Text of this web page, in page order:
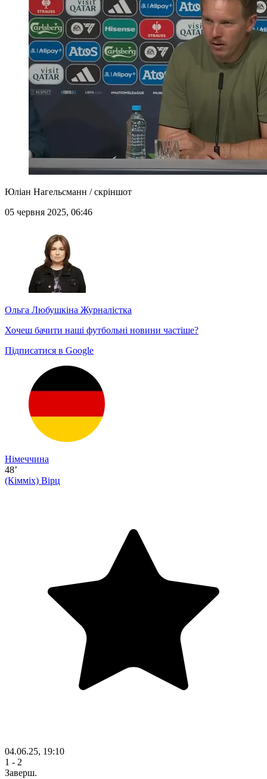
Юліан Нагельсманн / скріншот
05 червня 2025, 06:46
Ольга Любушкіна Журналістка
Хочеш бачити наші футбольні новини частіше?
Підписатися в Google
Німеччина
48’
(Кімміх) Вірц
04.06.25, 19:10
1 - 2
Заверш.